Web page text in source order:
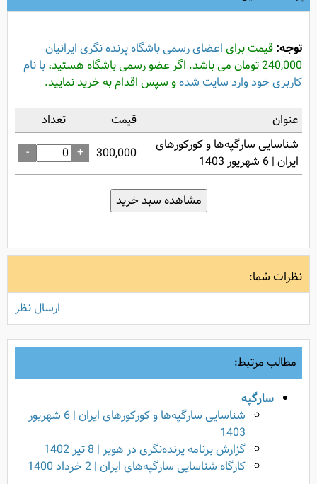
توجه:قیمت برایاعضای رسمی باشگاه پرنده نگری ایرانیان
240,000 تومان می باشد. اگر عضو رسمی باشگاه هستید،
با نام
کاربری خود وارد سایت شدهو سپس اقدام به خرید نمایید.
عنوان
قیمت
تعداد
شناسایی سارگپه‌ها و کورکورهای
ایران | 6 شهریور 1403
300,000
+
-
نظرات شما:
ارسال نظر
مطالب مرتبط:
سارگپه
شناسایی سارگپه‌ها و کورکورهای ایران | 6 شهریور
1403
گزارش برنامه پرنده‌نگری در هویر | 8 تیر 1402
کارگاه شناسایی سارگپه‌های ایران | 2 خرداد 1400